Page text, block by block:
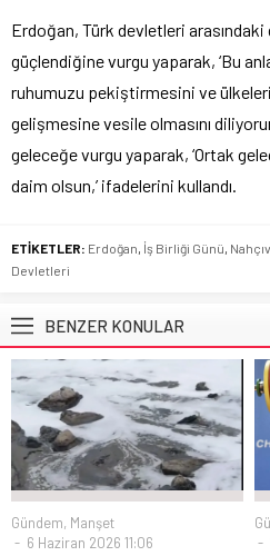
Erdoğan, Türk devletleri arasındaki
güçlendiğine vurgu yaparak, ‘Bu
ruhumuzu pekiştirmesini ve
gelişmesine vesile olmasını
geleceğe vurgu yaparak, ‘Ortak
daim olsun,’ ifadelerini kullandı.
ETİKETLER: Erdoğan, İş Birliği Günü,
Devletleri
BENZER KONULAR
Gündem, Manşet
6 Haziran 2026 11:06